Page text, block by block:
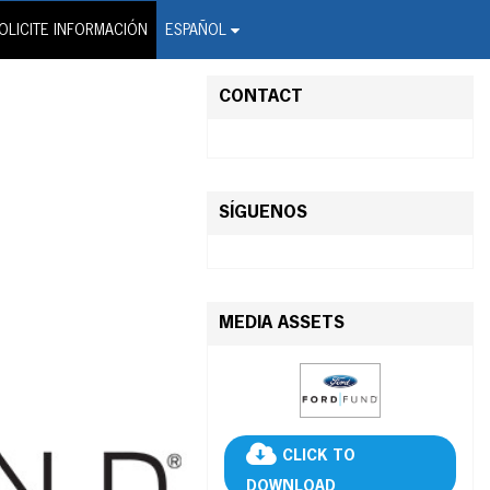
INFORMACIÓN ESPAÑOL
Wire Service
CONTACT
SÍGUENOS
MEDIA ASSETS
CLICK TO
DOWNLOAD